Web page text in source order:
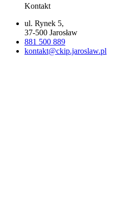
Kontakt
ul. Rynek 5,
37-500 Jarosław
881 500 889
kontakt@ckip.jaroslaw.pl